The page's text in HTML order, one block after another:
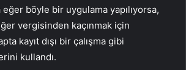
böyle bir uygulama yapılıyorsa,
vergisinden kaçınmak için
kayıt dışı bir çalışma gibi
kullandı.